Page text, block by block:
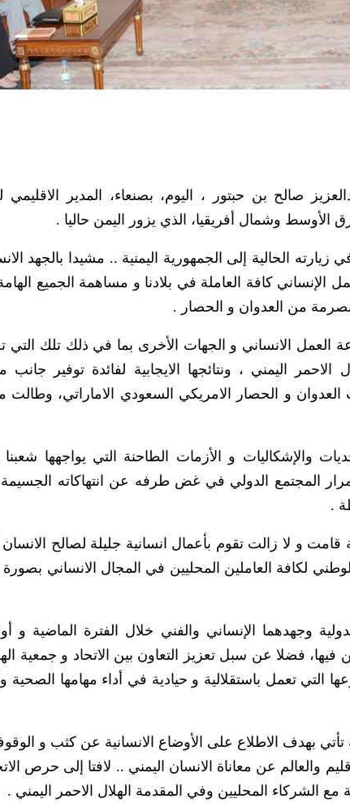
صالح بن حبتور ، اليوم، بصنعاء، المدير الاقليمي
الأوسط وشمال أفريقيا، الذي يزور اليمن حاليا .
الحالية إلى الجمهورية اليمنية .. مشيدا بالجهد
الإنساني كافة العاملة في بلادنا و مساهمة الجميع
من العدوان و الحصار .
العمل الانساني و الجهات الأخرى بما في ذلك تلك التي
اليمني ، ونتائجها الايجابية لفائدة توفير جانب
العدوان و الحصار الامريكي السعودي الاماراتي،
والإشكاليات و الأزمات الطاحنة التي يواجهها
المجتمع الدولي في غض طرفه عن انتهاكاته
.
قامت و لا زالت تقوم بأعمال انسانية جليلة لصالح
لكافة العاملين المحليين في المجال الانساني
وجهدهما الإنساني والفني خلال الفترة الماضية و
فيها، فضلا عن سبل تعزيز التعاون بين الاتحاد و جمعية
التي تعمل باستقلالية و حيادية في أداء مهامها الصحية
تأتي بهدف الاطلاع على الأوضاع الانسانية عن كثب و
والعالم عن معاناة الانسان اليمني .. لافتا إلى حرص
الشركاء المحليين وفي المقدمة الهلال الاحمر اليمني .